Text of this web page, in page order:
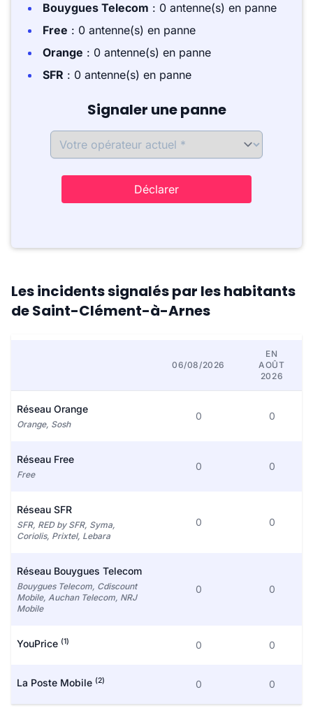
Bouygues Telecom : 0 antenne(s) en panne
Free : 0 antenne(s) en panne
Orange : 0 antenne(s) en panne
SFR : 0 antenne(s) en panne
Signaler une panne
Déclarer
Les incidents signalés par les habitants
de Saint-Clément-à-Arnes
06/08/2026
EN
AOÛT
2026
Réseau Orange
Orange, Sosh
0 0
Réseau Free
Free
0 0
Réseau SFR
SFR, RED by SFR, Syma,
Coriolis, Prixtel, Lebara
0 0
Réseau Bouygues Telecom
Bouygues Telecom, Cdiscount
Mobile, Auchan Telecom, NRJ
Mobile
0 0
YouPrice (1) 0 0
La Poste Mobile (2) 0 0